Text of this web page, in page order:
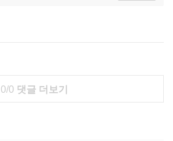
0/0 댓글 더보기